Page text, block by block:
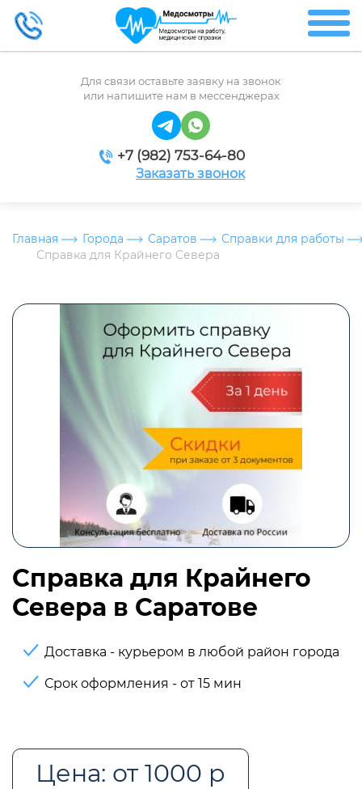
Для связи оставьте заявку на звонок
или напишите нам в мессенджерах
+7 (982) 753-64-80
Заказать звонок
Главная Города Саратов
Справки для работы
Справка для Крайнего Севера
Справка для Крайнего
Севера в Саратове
Доставка - курьером в любой район города
Срок оформления - от 15 мин
Цена: от 1000 р